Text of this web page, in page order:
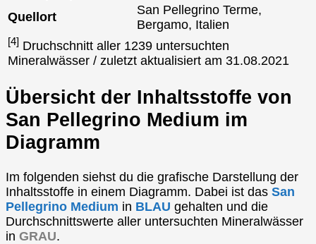
Quellort
San Pellegrino Terme,
Bergamo, Italien
[4] Druchschnitt aller 1239 untersuchten
Mineralwässer / zuletzt aktualisiert am 31.08.2021
Übersicht der Inhaltsstoffe von
San Pellegrino Medium im
Diagramm
Im folgenden siehst du die grafische Darstellung der
Inhaltsstoffe in einem Diagramm. Dabei ist das San
Pellegrino Medium in BLAU gehalten und die
Durchschnittswerte aller untersuchten Mineralwässer
in GRAU.